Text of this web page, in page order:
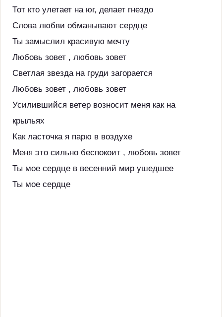
Тот кто улетает на юг, делает гнездо
Слова любви обманывают сердце
Ты замыслил красивую мечту
Любовь зовет , любовь зовет
Светлая звезда на груди загорается
Любовь зовет , любовь зовет
Усилившийся ветер возносит меня как на
крыльях
Как ласточка я парю в воздухе
Меня это сильно беспокоит , любовь зовет
Ты мое сердце в весенний мир ушедшее
Ты мое сердце